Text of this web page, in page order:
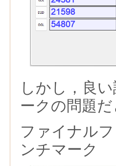
しかし，良
ークの問題
ファイナル
ンチマーク